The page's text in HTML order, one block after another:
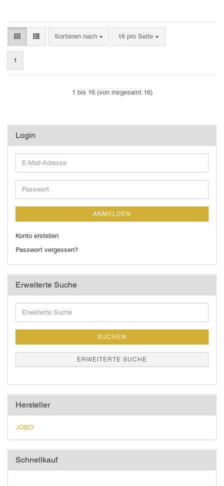
Sortieren nach
Sortieren nach 16 pro Seite
pro Seite
1
1 bis 16(von insgesamt 16)
Login
E-
Mail-
Adresse
Passwort
ANMELDEN
Konto erstellen
Passwort vergessen?
Erweiterte Suche
Suche
SUCHEN
ERWEITERTE SUCHE
Hersteller
JOBO
Schnellkauf